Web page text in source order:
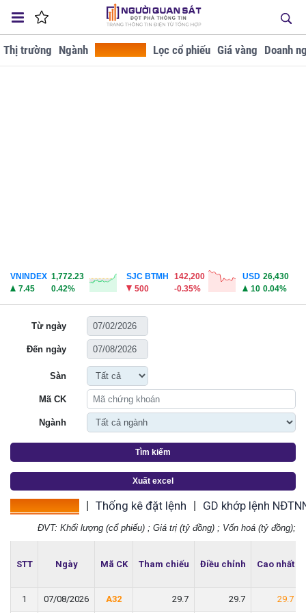
Thị trường Ngành Lọc cổ phiếu Giá vàng Doanh
VNINDEX 1,772.23
7.45
0.42%
SJC BTMH
142,200
500
-0.35%
USD 26,430
10 0.04%
Từ ngày
Đến ngày
Sàn
Mã CK
Ngành
Tìm kiếm
Xuất excel
Thống kê đặt lệnh GD khớp lệnh
ĐVT: Khối lượng (cổ phiếu) ; Giá trị (tỷ đồng) ; Vốn hoá (tỷ đồng);
STT Ngày Mã CK Tham chiếu Điều chỉnh Cao nhất
1 07/08/2026 A32 29.7 29.7 29.7
STT Ngày Mã CK Tham chiếu Điều chỉnh Cao nhất
1 07/08/2026 A32 29.7 29.7 29.7